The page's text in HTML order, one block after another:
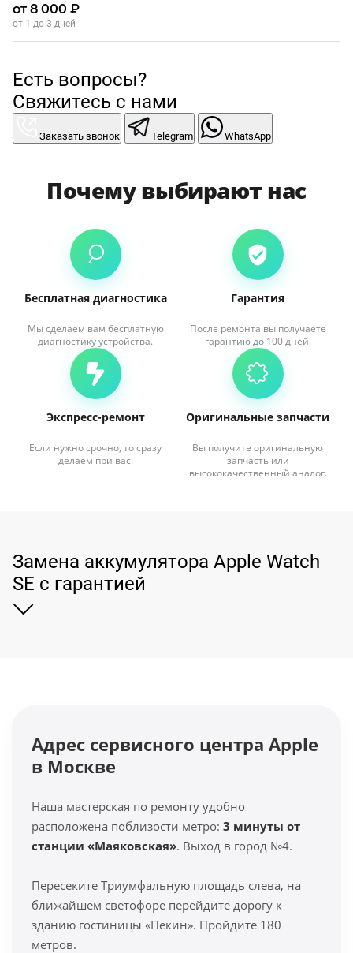
от 8 000 ₽
от 1 до 3 дней
Есть вопросы?
Свяжитесь с нами
Заказать звонок Telegram WhatsApp
Почему выбирают нас
Бесплатная диагностика
Мы сделаем вам бесплатную
диагностику устройства.
Гарантия
После ремонта вы получаете
гарантию до 100 дней.
Экспресс-ремонт
Если нужно срочно, то сразу
делаем при вас.
Оригинальные запчасти
Вы получите оригинальную
запчасть или
высококачественный аналог.
Замена аккумулятора Apple Watch
SE с гарантией
Адрес сервисного центра Apple
в Москве
Наша мастерская по ремонту удобно
расположена поблизости метро: 3 минуты от
станции «Маяковская». Выход в город №4.
Пересеките Триумфальную площадь слева, на
ближайшем светофоре перейдите дорогу к
зданию гостиницы «Пекин». Пройдите 180
метров.